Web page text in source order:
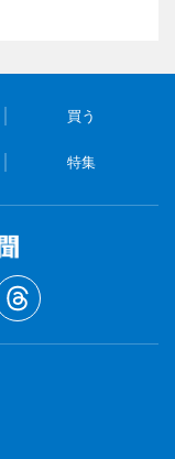
買う
特集